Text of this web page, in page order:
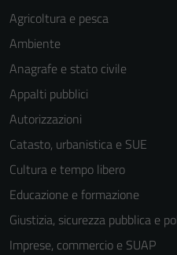
Agricoltura e pesca
Ambiente
Anagrafe e stato civile
Appalti pubblici
Autorizzazioni
Catasto, urbanistica e SUE
Cultura e tempo libero
Educazione e formazione
Giustizia, sicurezza pubblica e
Imprese, commercio e SUAP